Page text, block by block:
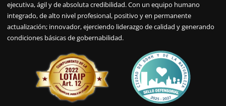
ejecutiva, ágil y de absoluta credibilidad. Con un equipo humano
integrado, de alto nivel profesional, positivo y en permanente
actualización; innovador, ejerciendo liderazgo de calidad y generando
condiciones básicas de gobernabilidad.